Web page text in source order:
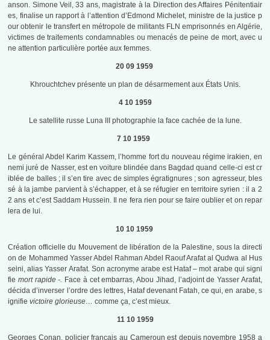
anson. Simone Veil, 33 ans, magistrate à la Direction des Affaires Pénitentiair
es, finalise un rapport à l’attention d’Edmond Michelet, ministre de la justice p
our obtenir le transfert en métropole de militants FLN emprisonnés en Algérie,
victimes de traitements condamnables ou menacés de peine de mort, avec u
ne attention particulière portée aux femmes.
20 09 1959
Khrouchtchev présente un plan de désarmement aux États Unis.
4 10 1959
Le satellite russe Luna III photographie la face cachée de la lune.
7 10 1959
Le général Abdel Karim Kassem, l’homme fort du nouveau régime irakien, en
nemi juré de Nasser, est en voiture blindée dans Bagdad quand celle-ci est cr
iblée de balles ; il s’en tire avec de simples égratignures ; son agresseur, bles
sé à la jambe parvient à s’échapper, et à se réfugier en territoire syrien : il a 2
2 ans et c’est Saddam Hussein. Il ne fera rien pour se faire oublier et on repar
lera de lui.
10 10 1959
Création officielle du Mouvement de libération de la Palestine, sous la directi
on de Mohammed Yasser Abdel Rahman Abdel Raouf Arafat al Qudwa al Hus
seini, alias Yasser Arafat. Son acronyme arabe est Hataf – mot arabe qui signi
fie mort rapide -. Face à cet embarras, Abou Jihad, l’adjoint de Yasser Arafat,
décida d’inverser l’ordre des lettres, Hataf devenant Fatah, ce qui, en arabe, s
ignifie victoire glorieuse…comme ça, c’est mieux.
11 10 1959
Georges Conan, policier français au Cameroun est depuis novembre 1958 a